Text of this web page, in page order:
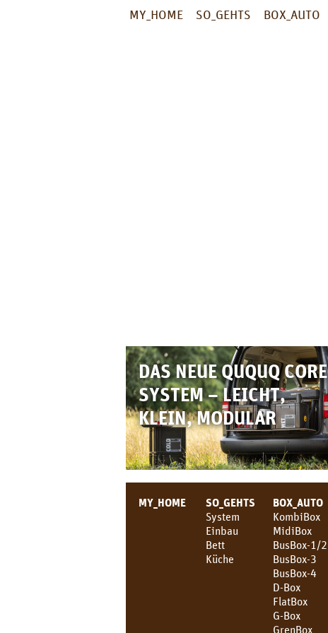
MY_HOME SO_GEHTS BOX_AUTO
DAS NEUE QUQUQ CORE
SYSTEM – LEICHT,
KLEIN, MODULAR
MY_HOME
SO_GEHTS
System
Einbau
Bett
Küche
BOX_AUTO
KombiBox
MidiBox
BusBox-1/2
BusBox-3
BusBox-4
D-Box
FlatBox
G-Box
GrenBox